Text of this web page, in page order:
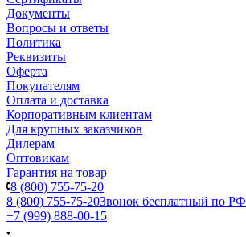
Документы
Вопросы и ответы
Политика
Реквизиты
Оферта
Покупателям
Оплата и доставка
Корпоративным клиентам
Для крупных заказчиков
Дилерам
Оптовикам
Гарантия на товар
8 (800) 755-75-20
8 (800) 755-75-20Звонок бесплатный по РФ
+7 (999) 888-00-15